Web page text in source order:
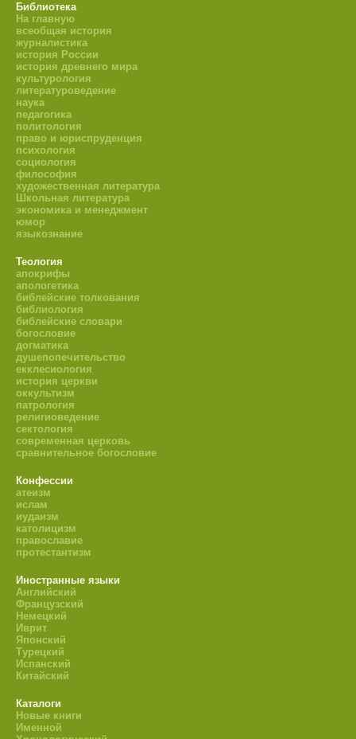
Библиотека
На главную
всеобщая история
журналистика
история России
история древнего мира
культурология
литературоведение
наука
педагогика
политология
право и юриспруденция
психология
социология
философия
художественная литература
Школьная литература
экономика и менеджмент
юмор
языкознание
Теология
апокрифы
апологетика
библейские толкования
библиология
библейские словари
богословие
догматика
душепопечительство
екклесиология
история церкви
оккультизм
патрология
религиоведение
сектология
современная церковь
сравнительное богословие
Конфессии
атеизм
ислам
иудаизм
католицизм
православие
протестантизм
Иностранные языки
Английский
Французский
Немецкий
Иврит
Японский
Турецкий
Испанский
Китайский
Каталоги
Новые книги
Именной